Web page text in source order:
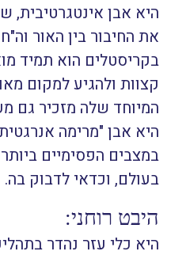
היא אבן אינטגרטיבית,
את החיבור בין האור
בקריסטלים הוא תמיד
קצוות ולהגיע למקום
המיוחד שלה מזכיר גם
היא אבן "מרימה
במצבים הפסימיים
בעולם, וכדאי לדבוק בה.
היבט רוחני:
היא כלי עזר נהדר